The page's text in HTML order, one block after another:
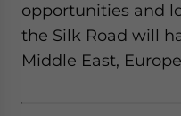
opportunities and
the Silk Road will
Middle East,